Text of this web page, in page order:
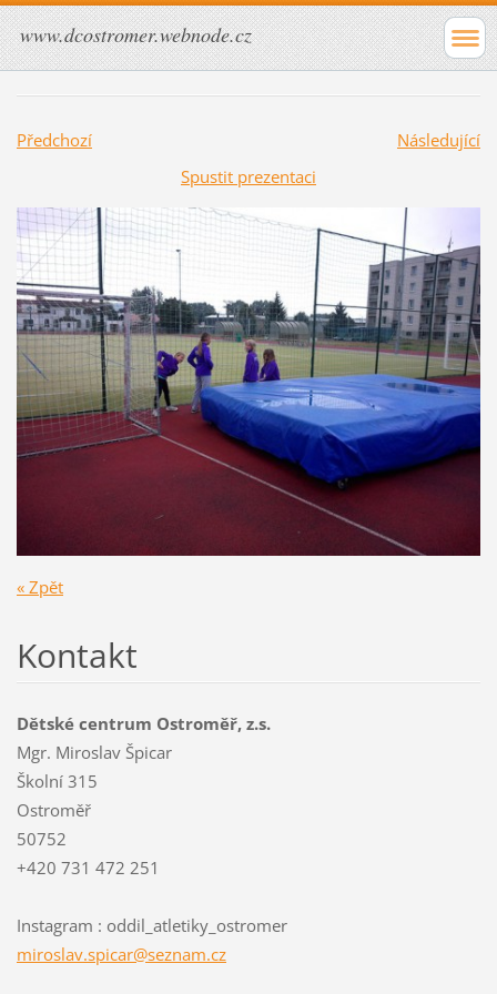
www.dcostromer.webnode.cz
Předchozí
Následující
Spustit prezentaci
« Zpět
Kontakt
Dětské centrum Ostroměř, z.s.
Mgr. Miroslav Špicar
Školní 315
Ostroměř
50752
+420 731 472 251
Instagram : oddil_atletiky_ostromer
miroslav.spicar@seznam.cz